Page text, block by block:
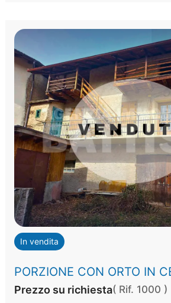
In vendita
PORZIONE CON ORTO IN
Prezzo su richiesta( Rif. 1000 )